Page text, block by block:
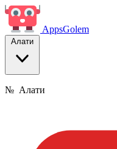
AppsGolem
Алати
№ Алати